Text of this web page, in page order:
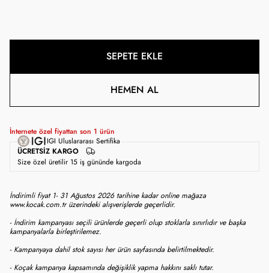
SEPETE EKLE
HEMEN AL
İnternete özel fiyattan son 1 ürün
ÜCRETSIZ KARGO
IGI Uluslararası Sertifika
Size özel üretilir 15 iş gününde kargoda
İndirimli fiyat 1- 31 Ağustos 2026 tarihine kadar online mağaza
www.kocak.com.tr üzerindeki alışverişlerde geçerlidir.
- İndirim kampanyası seçili ürünlerde geçerli olup stoklarla sınırlıdır ve başka
kampanyalarla birleştirilemez.
- Kampanyaya dahil stok sayısı her ürün sayfasında belirtilmektedir.
- Koçak kampanya kapsamında değişiklik yapma hakkını saklı tutar.